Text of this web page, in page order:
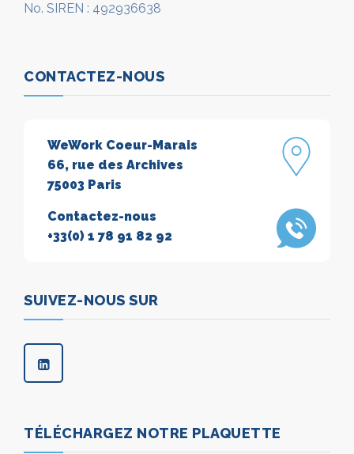
No. SIREN : 492936638
CONTACTEZ-NOUS
WeWork Coeur-Marais
66, rue des Archives
75003 Paris
Contactez-nous
+33(0) 1 78 91 82 92
SUIVEZ-NOUS SUR
TÉLÉCHARGEZ NOTRE PLAQUETTE